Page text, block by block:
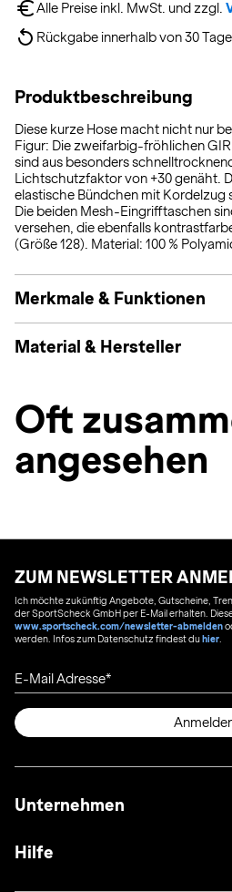
Alle Preise inkl. MwSt. und zzgl.
Rückgabe innerhalb von 30
Produktbeschreibung
Diese kurze Hose macht nicht nur
Figur: Die zweifarbig-fröhlichen
sind aus besonders
Lichtschutzfaktor von +30 genäht.
elastische Bündchen mit Kordelzug
Die beiden Mesh-Eingrifftaschen
versehen, die ebenfalls
(Größe 128). Material: 100 %
Merkmale & Funktionen
Material & Hersteller
Oft
angesehen
ZUM NEWSLETTER
Ich möchte zukünftig Angebote, Gutscheine,
der SportScheck GmbH per E-Mail erhalten.
www.sportscheck.com/newsletter-abmelden
werden. Infos zum Datenschutz findest duhier
E-Mail Adresse
Unternehmen
Hilfe